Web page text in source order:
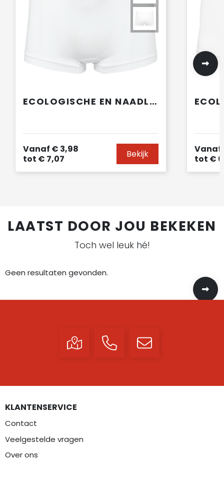
ECOLOGISCHE EN NAADLOZE HERENBOXERSHORT
Vanaf € 3,98
tot € 7,07 Bekijk Vanaf
tot €
LAATST DOOR JOU BEKEKEN
Toch wel leuk hé!
Geen resultaten gevonden.
KLANTENSERVICE
Contact
Veelgestelde vragen
Over ons